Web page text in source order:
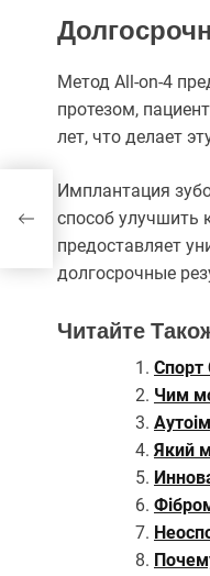
Метод All-on-4
протезом,
лет, что делает
Имплантация
способ улучшить
предоставляет
долгосрочные
Читайте
Спорт
Чим
Який